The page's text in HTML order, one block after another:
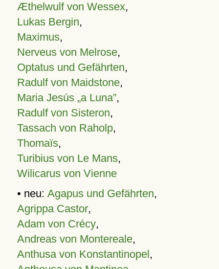
Æthelwulf von Wessex,
Lukas Bergin,
Maximus,
Nerveus von Melrose,
Optatus und Gefährten,
Radulf von Maidstone,
Maria Jesús „a Luna”,
Radulf von Sisteron,
Tassach von Raholp,
Thomaïs,
Turibius von Le Mans,
Wilicarus von Vienne
• neu: Agapus und Gefährten,
Agrippa Castor,
Adam von Crécy,
Andreas von Montereale,
Anthusa von Konstantinopel,